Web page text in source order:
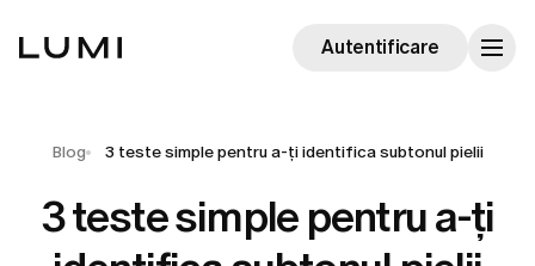
Autentificare
Blog 3 teste simple pentru a-ți identifica subtonul pielii
3 teste simple pentru a-ți